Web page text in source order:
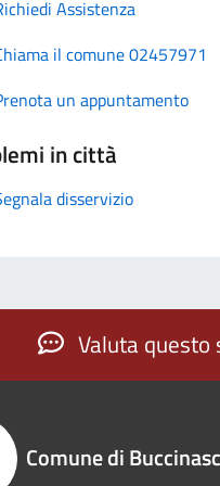
Assistenza
il comune 02457971
un appuntamento
in città
disservizio
Valuta
Comune di